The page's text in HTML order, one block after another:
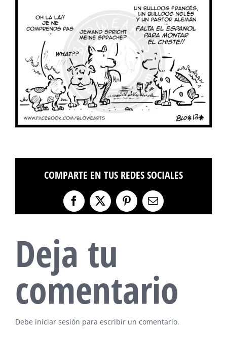
COMPARTE EN TUS REDES SOCIALES
Facebook
X PinterestCorreo
electrónico
Deja tu
comentario
Debe iniciar sesión para escribir un comentario.